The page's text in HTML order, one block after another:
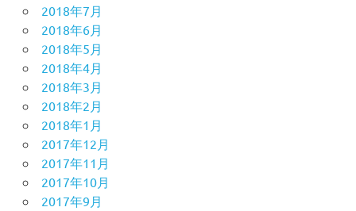
2018年7月
2018年6月
2018年5月
2018年4月
2018年3月
2018年2月
2018年1月
2017年12月
2017年11月
2017年10月
2017年9月